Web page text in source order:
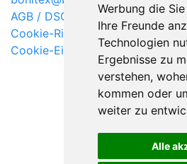
Werbung die
Ihre Freunde
Technologien
Ergebnisse zu
verstehen,
kommen oder
weiter zu
Alle
AGB / DSGVO
Cookie-Richtlinie
Cookie-Einstellungen ändern